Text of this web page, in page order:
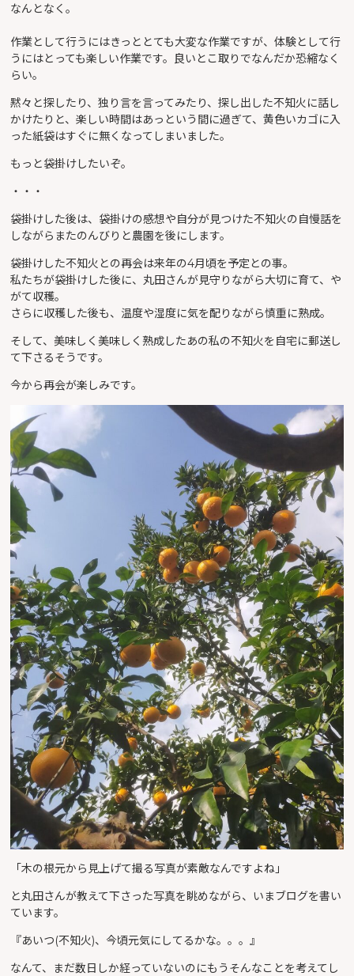
なんとなく。
作業として行うにはきっととても大変な作業ですが、体験として行
うにはとっても楽しい作業です。良いとこ取りでなんだか恐縮なく
らい。
黙々と探したり、独り言を言ってみたり、探し出した不知火に話し
かけたりと、楽しい時間はあっという間に過ぎて、黄色いカゴに入
った紙袋はすぐに無くなってしまいました。
もっと袋掛けしたいぞ。
・・・
袋掛けした後は、袋掛けの感想や自分が見つけた不知火の自慢話を
しながらまたのんびりと農園を後にします。
袋掛けした不知火との再会は来年の4月頃を予定との事。
私たちが袋掛けした後に、丸田さんが見守りながら大切に育て、や
がて収穫。
さらに収穫した後も、温度や湿度に気を配りながら慎重に熟成。
そして、美味しく美味しく熟成したあの私の不知火を自宅に郵送し
て下さるそうです。
今から再会が楽しみです。
「木の根元から見上げて撮る写真が素敵なんですよね」
と丸田さんが教えて下さった写真を眺めながら、いまブログを書い
ています。
『あいつ(不知火)、今頃元気にしてるかな。。。』
なんて、まだ数日しか経っていないのにもうそんなことを考えてし